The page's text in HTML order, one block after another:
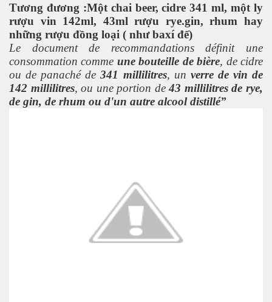
Tương đương :Một chai beer, cidre 341 ml, một ly
rượu vin 142ml, 43ml rượu rye.gin, rhum hay
những rượu đồng loại ( như baxí đế)
Le document de recommandations définit une
consommation comme une bouteille de bière, de cidre
ou de panaché de341 millilitres, un verre de vin de
142 millilitres, ou une portion de43 millilitres de rye,
de gin, de rhum ou d'un autre alcool distillé”
thực phẩm
tại và tương lai
2